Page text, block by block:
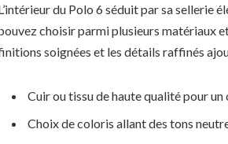
du Polo 6 séduit par sa sellerie
choisir parmi plusieurs matériaux
soignées et les détails raffinés
Cuir ou tissu de haute qualité pour
Choix de coloris allant des tons